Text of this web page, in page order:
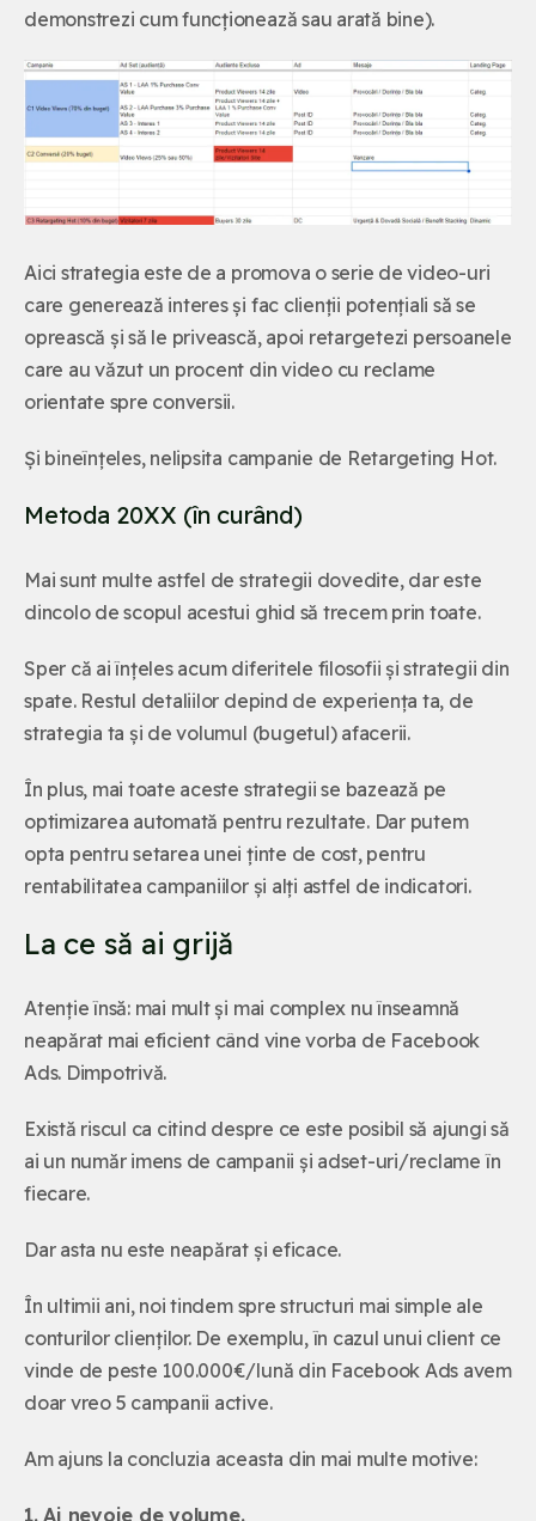
demonstrezi cum funcționează sau arată bine).
Aici strategia este de a promova o serie de video-uri
care generează interes și fac clienții potențiali să se
oprească și să le privească, apoi retargetezi persoanele
care au văzut un procent din video cu reclame
orientate spre conversii.
Și bineînțeles, nelipsita campanie de Retargeting Hot.
Metoda 20XX (în curând)
Mai sunt multe astfel de strategii dovedite, dar este
dincolo de scopul acestui ghid să trecem prin toate.
Sper că ai înțeles acum diferitele filosofii și strategii din
spate. Restul detaliilor depind de experiența ta, de
strategia ta și de volumul (bugetul) afacerii.
În plus, mai toate aceste strategii se bazează pe
optimizarea automată pentru rezultate. Dar putem
opta pentru setarea unei ținte de cost, pentru
rentabilitatea campaniilor și alți astfel de indicatori.
La ce să ai grijă
Atenție însă: mai mult și mai complex nu înseamnă
neapărat mai eficient când vine vorba de Facebook
Ads. Dimpotrivă.
Există riscul ca citind despre ce este posibil să ajungi să
ai un număr imens de campanii și adset-uri/reclame în
fiecare.
Dar asta nu este neapărat și eficace.
În ultimii ani, noi tindem spre structuri mai simple ale
conturilor clienților. De exemplu, în cazul unui client ce
vinde de peste 100.000€/lună din Facebook Ads avem
doar vreo 5 campanii active.
Am ajuns la concluzia aceasta din mai multe motive:
1. Ai nevoie de volume.